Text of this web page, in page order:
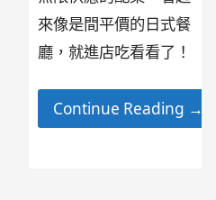
來像是間平價的日式餐
廳，就進店吃看看了！
Continue Reading →